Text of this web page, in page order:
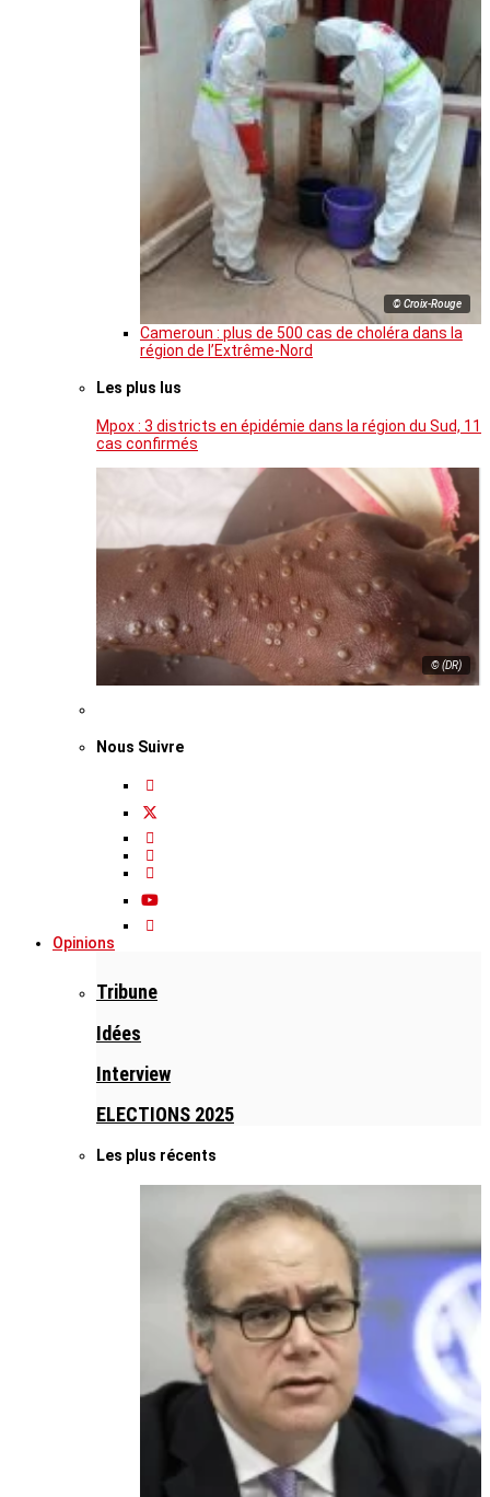
© Croix-Rouge
Cameroun : plus de 500 cas de choléra dans la
région de l’Extrême-Nord
Les plus lus
Mpox : 3 districts en épidémie dans la région du Sud, 11
cas confirmés
© (DR)
Nous Suivre
Opinions
Tribune
Idées
Interview
ELECTIONS 2025
Les plus récents